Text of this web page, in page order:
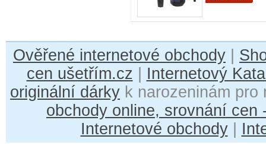
Ověřené internetové obchody
cen ušetřím.cz
Internetový
originální dárky k narozeninám
obchody online, srovnání cen
Internetové obchody|